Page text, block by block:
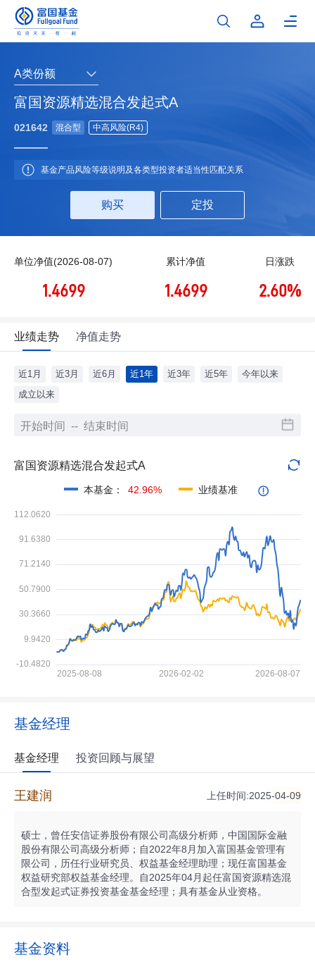
富国资源精选混合发起式A
A类份额
021642 混合型 中高风险(R4)
基金产品风险等级说明及各类型投资者适当性匹配关系
购买 定投
单位净值(2026-08-07)
1.4699
累计净值
1.4699
日涨跌
2.60%
业绩走势 净值走势
近1月 近3月 近6月 近1年 近3年 近5年
今年以来
成立以来
富国资源精选混合发起式A
本基金 ： 42.96% 业绩基准
基金经理
基金经理 投资回顾与展望
王建润 上任时间:2025-04-09
硕士，曾任安信证券股份有限公司高级分析师，中国国际金融
股份有限公司高级分析师；自2022年8月加入富国基金管理有
限公司，历任行业研究员、权益基金经理助理；现任富国基金
权益研究部权益基金经理。自2025年04月起任富国资源精选混
合型发起式证券投资基金基金经理；具有基金从业资格。
基金资料